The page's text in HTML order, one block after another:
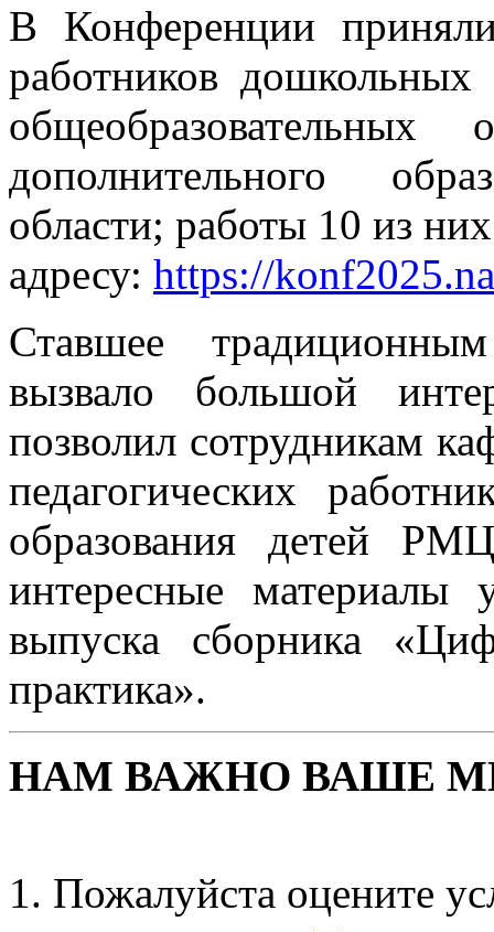
В Конференции
работников дошкольных
общеобразовательных
дополнительного
области; работы 10 из
адресу: https://
Ставшее
вызвало большой
позволил сотрудникам
педагогических
образования детей
интересные материалы
выпуска сборника
практика».
НАМ ВАЖНО ВАШЕ
Пожалуйста оцените